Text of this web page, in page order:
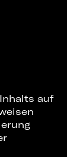
auf